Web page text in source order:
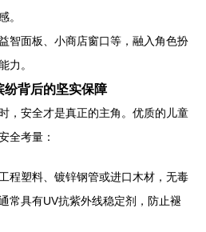
。
智面板、小商店窗口等，融入角色扮
力。
纷背后的坚实保障
，安全才是真正的主角。优质的儿童
全考量：
程塑料、镀锌钢管或进口木材，无毒
常具有UV抗紫外线稳定剂，防止褪